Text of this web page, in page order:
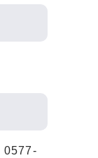
0577-